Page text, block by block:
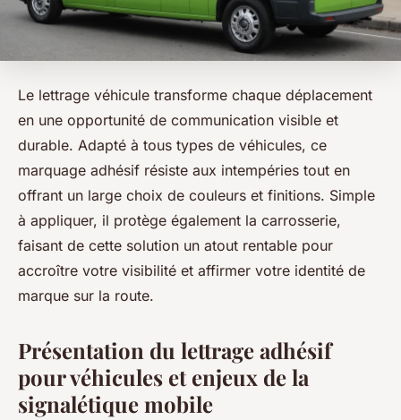
Le lettrage véhicule transforme chaque déplacement
en une opportunité de communication visible et
durable. Adapté à tous types de véhicules, ce
marquage adhésif résiste aux intempéries tout en
offrant un large choix de couleurs et finitions. Simple
à appliquer, il protège également la carrosserie,
faisant de cette solution un atout rentable pour
accroître votre visibilité et affirmer votre identité de
marque sur la route.
Présentation du lettrage adhésif
pour véhicules et enjeux de la
signalétique mobile